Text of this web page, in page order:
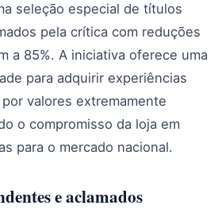
seleção especial de títulos
pela crítica com reduções
a 85%. A iniciativa oferece uma
para adquirir experiências
valores extremamente
o compromisso da loja em
para o mercado nacional.
e aclamados